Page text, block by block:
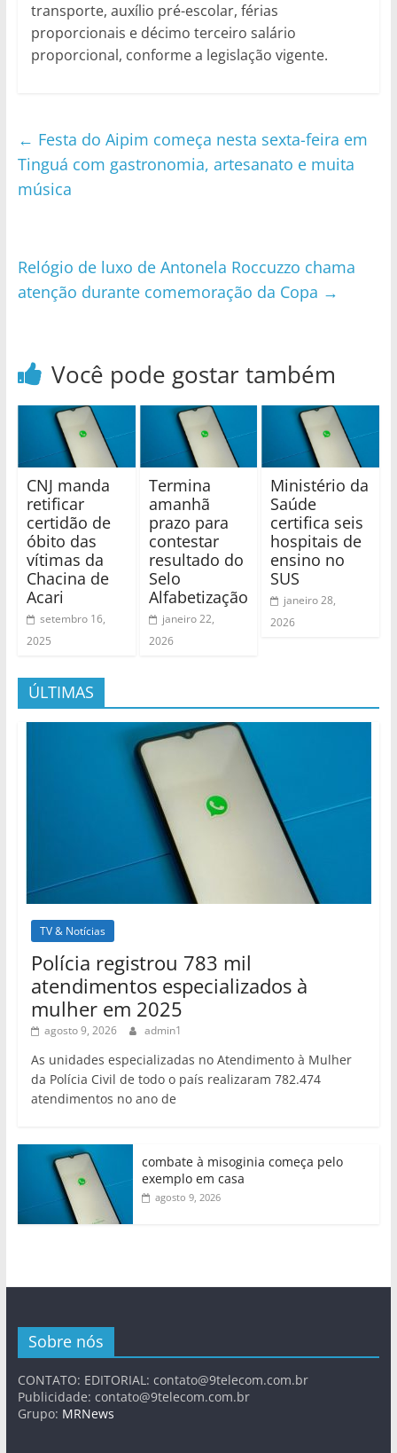
transporte, auxílio pré-escolar, férias
proporcionais e décimo terceiro salário
proporcional, conforme a legislação vigente.
← Festa do Aipim começa nesta sexta-feira em
Tinguá com gastronomia, artesanato e muita
música
Relógio de luxo de Antonela Roccuzzo chama
atenção durante comemoração da Copa →
Você pode gostar também
CNJ manda
retificar
certidão de
óbito das
vítimas da
Chacina de
Acari
setembro 16,
2025
Termina
amanhã
prazo para
contestar
resultado do
Selo
Alfabetização
janeiro 22,
2026
Ministério da
Saúde
certifica seis
hospitais de
ensino no
SUS
janeiro 28,
2026
ÚLTIMAS
TV & Notícias
Polícia registrou 783 mil
atendimentos especializados à
mulher em 2025
agosto 9, 2026 admin1
As unidades especializadas no Atendimento à Mulher
da Polícia Civil de todo o país realizaram 782.474
atendimentos no ano de
combate à misoginia começa pelo
exemplo em casa
agosto 9, 2026
Sobre nós
CONTATO: EDITORIAL: contato@9telecom.com.br
Publicidade: contato@9telecom.com.br
Grupo: MRNews